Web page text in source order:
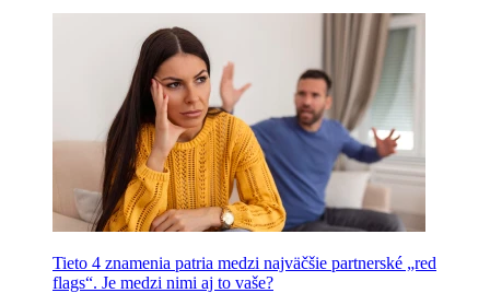
Tieto 4 znamenia patria medzi najväčšie partnerské „red
flags“. Je medzi nimi aj to vaše?